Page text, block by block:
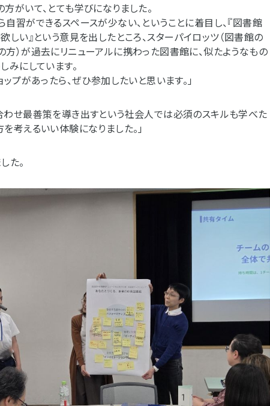
がいて、とても学びになりました。
習ができるスペースが少ない、ということに着目し、『図書館
しい』という意見を出したところ、スターパイロッツ（図書館の
）が過去にリニューアルに携わった図書館に、似たようなもの
みにしています。
プがあったら、ぜひ参加したいと思います。」
わせ最善策を導き出すという社会人では必須のスキルも学べた
考えるいい体験になりました。」
た。